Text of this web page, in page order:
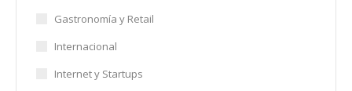
Gastronomía y Retail
Internacional
Internet y Startups